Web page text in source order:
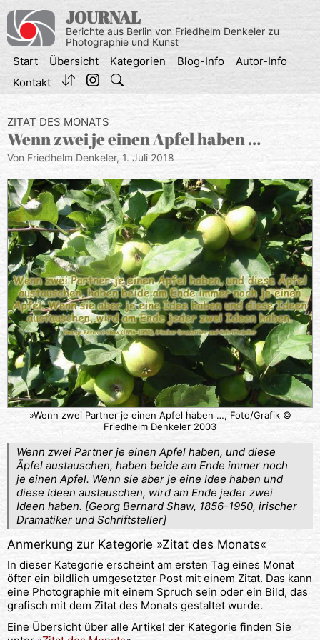
Inhalt
springen
JOURNAL
Berichte aus Berlin von Friedhelm Denkeler zu
Photographie und Kunst
Start Übersicht Kategorien Blog-Info
Autor-Info
Kontakt
ZITAT DES MONATS
Wenn zwei je einen Apfel haben …
Von Friedhelm Denkeler, 1. Juli 2018
»Wenn zwei Partner je einen Apfel haben …, Foto/Grafik ©
Friedhelm Denkeler 2003
Wenn zwei Partner je einen Apfel haben, und diese
Äpfel austauschen, haben beide am Ende immer noch
je einen Apfel. Wenn sie aber je eine Idee haben und
diese Ideen austauschen, wird am Ende jeder zwei
Ideen haben. [Georg Bernard Shaw, 1856-1950, irischer
Dramatiker und Schriftsteller]
Anmerkung zur Kategorie »Zitat des Monats«
In dieser Kategorie erscheint am ersten Tag eines Monat
öfter ein bildlich umgesetzter Post mit einem Zitat. Das kann
eine Photographie mit einem Spruch sein oder ein Bild, das
grafisch mit dem Zitat des Monats gestaltet wurde.
Eine Übersicht über alle Artikel der Kategorie finden Sie